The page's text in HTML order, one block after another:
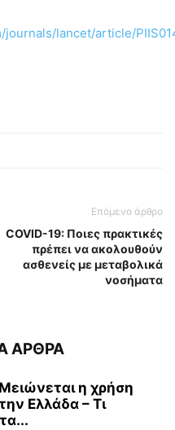
journals/lancet/article/
Επόμενο άρθρο
COVID-19: Ποιες πρακτικές
πρέπει να ακολουθούν
ασθενείς με μεταβολικά
νοσήματα
ΑΡΘΡΑ
η χρήση
Ελλάδα – Τι